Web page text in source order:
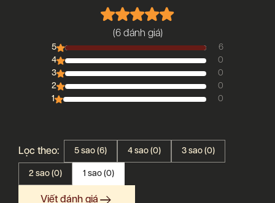
(6 đánh giá)
5
6
4
0
3
0
2
0
1
0
Lọc theo: 5 sao (6) 4 sao (0) 3 sao (0)
2 sao (0) 1 sao (0)
Viết đánh giá